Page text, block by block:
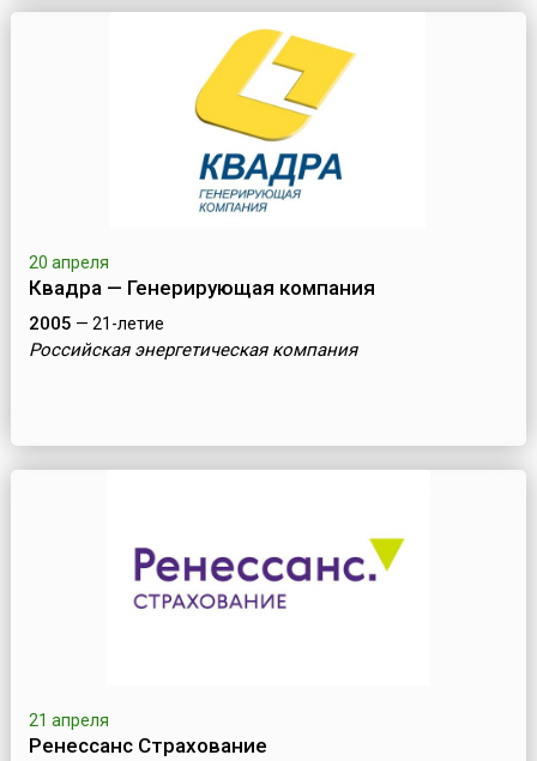
20 апреля
Квадра — Генерирующая компания
2005 — 21-летие
Российская энергетическая компания
21 апреля
Ренессанс Страхование